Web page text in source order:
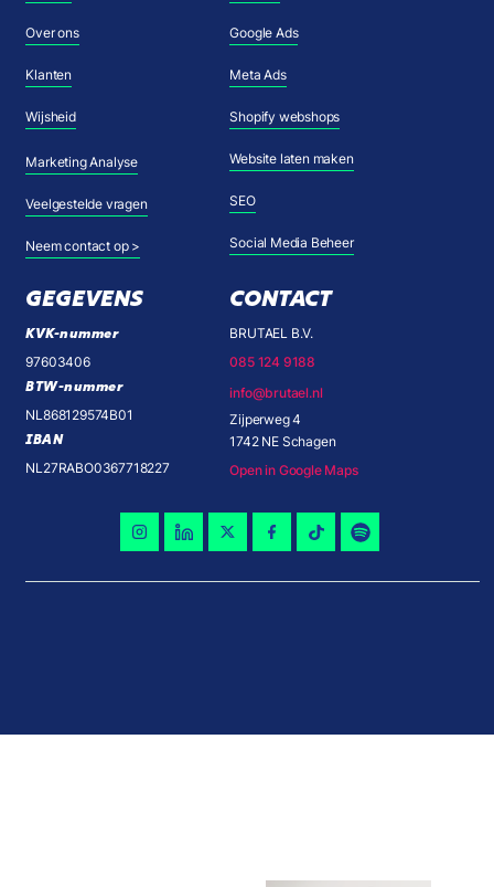
Over ons
Klanten
Wijsheid
Marketing Analyse
Veelgestelde vragen
Neem contact op >
Google Ads
Meta Ads
Shopify webshops
Website laten maken
SEO
Social Media Beheer
GEGEVENS
KVK-nummer
97603406
BTW-nummer
NL868129574B01
IBAN
NL27RABO0367718227
CONTACT
BRUTAEL B.V.
085 124 9188
info@brutael.nl
Zijperweg 4
1742 NE Schagen
Open in Google Maps